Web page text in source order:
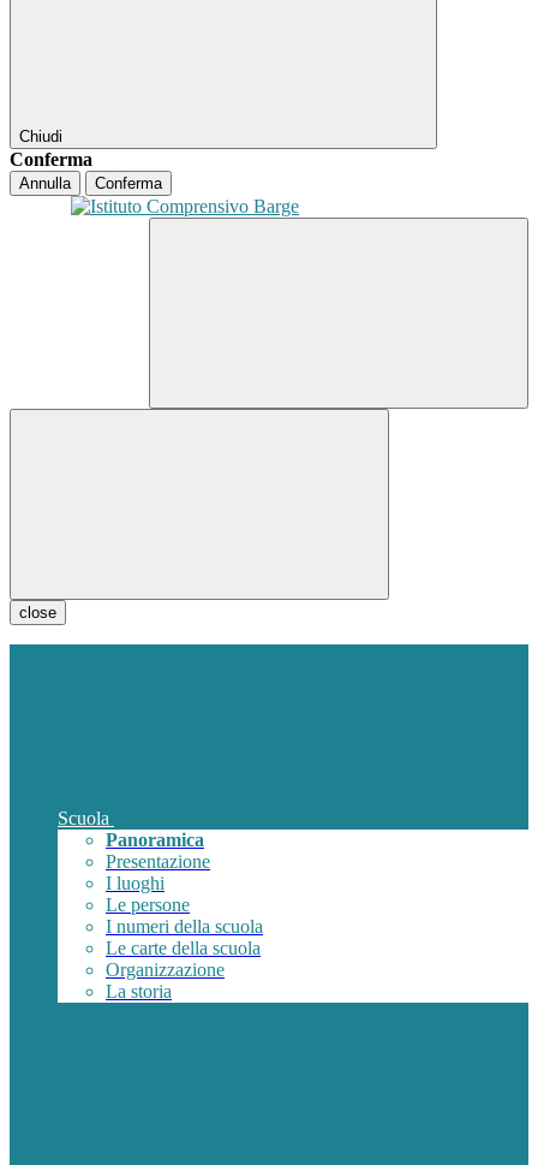
Chiudi
Conferma
Annulla Conferma
close
Scuola
Panoramica
Presentazione
I luoghi
Le persone
I numeri della scuola
Le carte della scuola
Organizzazione
La storia